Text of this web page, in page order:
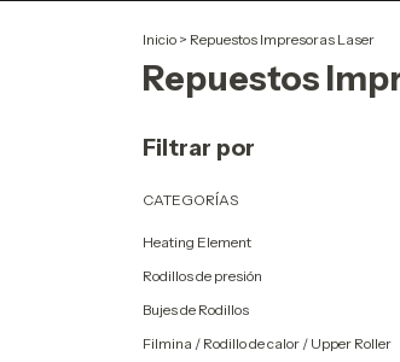
Inicio > Repuestos Impresoras Laser
Repuestos
Filtrar por
CATEGORÍAS
Heating Element
Rodillos de presión
Bujes de Rodillos
Filmina / Rodillo de calor / Upper Roller